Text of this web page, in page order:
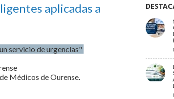
aplicadas a
servicio de urgencias"
Médicos de Ourense.